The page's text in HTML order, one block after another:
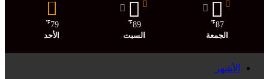
87
℉
الجمعة
89
℉
السبت
79
℉
الأحد
الأشهر